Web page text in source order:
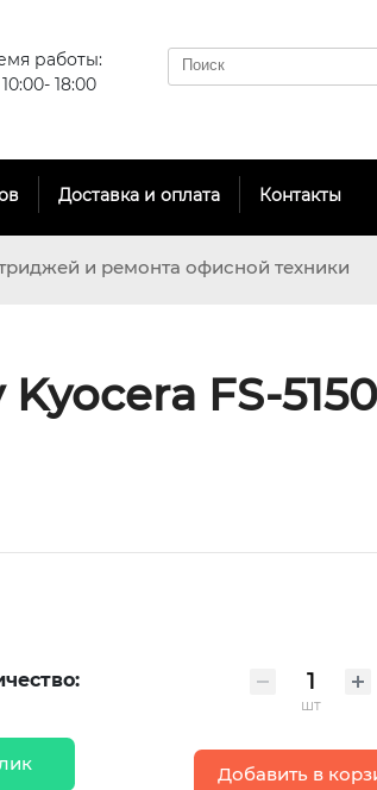
работы:
18:00
Доставка и оплата Контакты
и ремонта офисной техники
FS-
шт
Добавить в